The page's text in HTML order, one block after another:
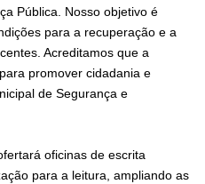
Pública. Nosso objetivo é
para a recuperação e a
Acreditamos que a
promover cidadania e
de Segurança e
oficinas de escrita
para a leitura, ampliando as